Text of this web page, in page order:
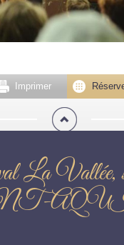
Imprimer
La Vallée,